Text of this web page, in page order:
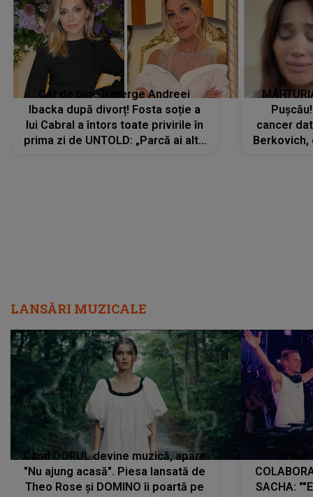
Cât de bine îi merge Andreei
Ibacka după divorț! Fosta soție a
lui Cabral a întors toate privirile în
prima zi de UNTOLD: „Parcă ai altă
cancer
Berkovich,
LANSĂRI MUZICALE
Când DORUL devine muzică, apare
"Nu ajung acasă". Piesa lansată de
Theo Rose și DOMINO îi poartă pe
SACHA: